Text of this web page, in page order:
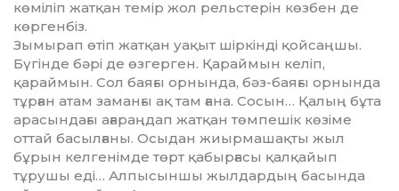
көміліп жатқан темір жол рельстерін көзбен де
көргенбіз.
Зымырап өтіп жатқан уақыт шіркінді қойсаңшы.
Бүгінде бәрі де өзгерген. Қараймын келіп,
қараймын. Сол баяғы орнында, бәз-баяғы орнында
тұрған атам заманғы ақ там ғана. Сосын… Қалың бұта
арасындағы ағараңдап жатқан төмпешік көзіме
оттай басылғаны. Осыдан жиырмашақты жыл
бұрын келгенімде төрт қабыр­ғасы қалқайып
тұрушы еді… Алпысыншы жылдардың басында